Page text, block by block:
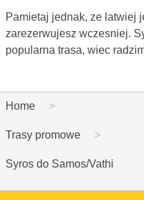
Pamietaj jednak, ze latwiej
zarezerwujesz wczesniej.
popularna trasa, wiec
Home
Trasy promowe
Syros do Samos/Vathi